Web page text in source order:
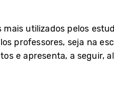
utilizados pelos
professores, seja na
e apresenta, a seguir,